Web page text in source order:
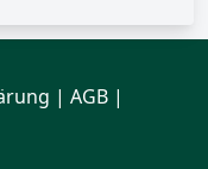
| AGB |